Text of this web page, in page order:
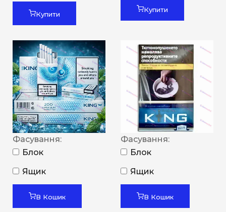
Купити
Купити
Фасування:
Блок
Ящик
В Кошик
Фасування:
Блок
Ящик
В Кошик